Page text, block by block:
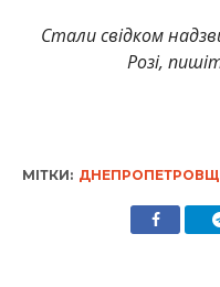
Стали свідком
Розі,
МІТКИ: